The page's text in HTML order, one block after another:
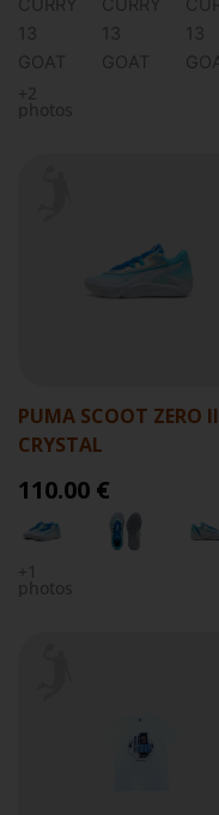
+2
photos
PUMA SCOOT ZERO II
CRYSTAL
110.00 €
+1
photos